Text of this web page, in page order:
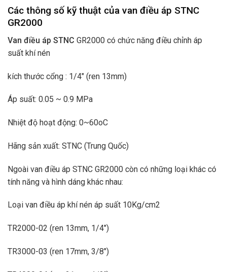
Các thông số kỹ thuật của van điều áp STNC
GR2000
Van điều áp STNC GR2000 có chức năng điều chỉnh áp
suất khí nén
kích thước cổng : 1/4″ (ren 13mm)
Áp suất: 0.05 ~ 0.9 MPa
Nhiệt độ hoạt động: 0~60oC
Hãng sản xuất: STNC (Trung Quốc)
Ngoài van điều áp STNC GR2000 còn có những loại khác có
tính năng và hình dáng khác nhau:
Loại van điều áp khí nén áp suất 10Kg/cm2
TR2000-02 (ren 13mm, 1/4″)
TR3000-03 (ren 17mm, 3/8″)